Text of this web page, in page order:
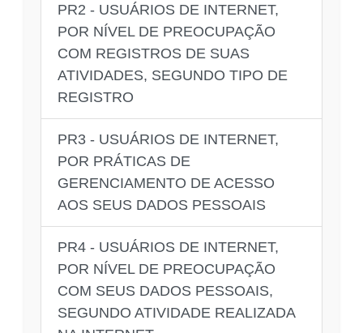
PR2 - USUÁRIOS DE INTERNET,
POR NÍVEL DE PREOCUPAÇÃO
COM REGISTROS DE SUAS
ATIVIDADES, SEGUNDO TIPO DE
REGISTRO
PR3 - USUÁRIOS DE INTERNET,
POR PRÁTICAS DE
GERENCIAMENTO DE ACESSO
AOS SEUS DADOS PESSOAIS
PR4 - USUÁRIOS DE INTERNET,
POR NÍVEL DE PREOCUPAÇÃO
COM SEUS DADOS PESSOAIS,
SEGUNDO ATIVIDADE REALIZADA